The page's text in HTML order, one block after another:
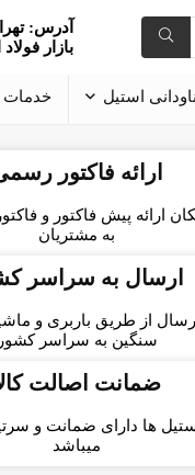
آدرس: تهران،
بازار فولاد
استیل خدمات
ارائه فاکتور
ارائه پیش فاکتور و
به مشتریان
ارسال به سراسر
ارسال از طریق باربری و
سنگین به سراسر کشور
ضمانت اصالت
ها دارای ضمانت و
میباشد